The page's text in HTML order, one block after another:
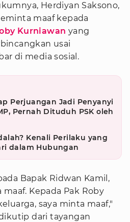
Herdiyan Saksono,
maaf kepada
Kurniawan yang
usai
di media sosial.
Perjuangan Jadi Penyanyi
Pernah Dituduh PSK oleh
Kenali Perilaku yang
dalam Hubungan
Bapak Ridwan Kamil,
Kepada Pak Roby
saya minta maaf,"
dari tayangan